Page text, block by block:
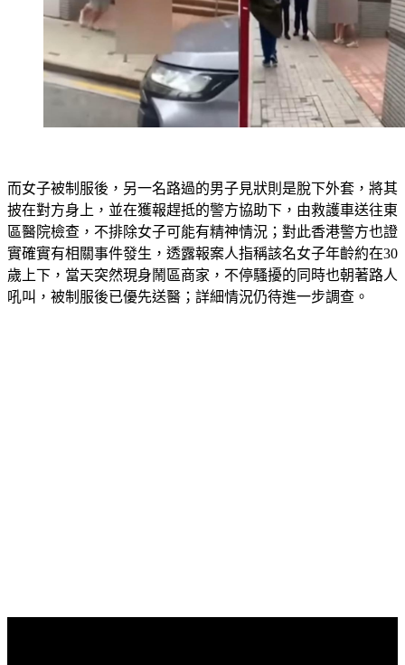
而女子被制服後，另一名路過的男子見狀則是脫下外套，將其
披在對方身上，並在獲報趕抵的警方協助下，由救護車送往東
區醫院檢查，不排除女子可能有精神情況；對此香港警方也證
實確實有相關事件發生，透露報案人指稱該名女子年齡約在30
歲上下，當天突然現身鬧區商家，不停騷擾的同時也朝著路人
吼叫，被制服後已優先送醫；詳細情況仍待進一步調查。